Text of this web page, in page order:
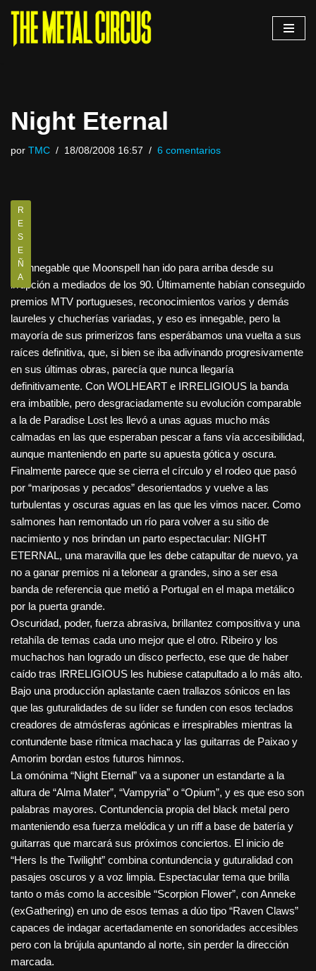
Saltar
Night Eternal
por TMC 18/08/2008 16:57 6 comentarios
R
E
S
E
Ñ
A
Es innegable que Moonspell han ido para arriba desde su
irrupción a mediados de los 90. Últimamente habían conseguido
premios MTV portugueses, reconocimientos varios y demás
laureles y chucherías variadas, y eso es innegable, pero la
mayoría de sus primerizos fans esperábamos una vuelta a sus
raíces definitiva, que, si bien se iba adivinando progresivamente
en sus últimas obras, parecía que nunca llegaría
definitivamente. Con WOLHEART e IRRELIGIOUS la banda
era imbatible, pero desgraciadamente su evolución comparable
a la de Paradise Lost les llevó a unas aguas mucho más
calmadas en las que esperaban pescar a fans vía accesibilidad,
aunque manteniendo en parte su apuesta gótica y oscura.
Finalmente parece que se cierra el círculo y el rodeo que pasó
por “mariposas y pecados” desorientados y vuelve a las
turbulentas y oscuras aguas en las que les vimos nacer. Como
salmones han remontado un río para volver a su sitio de
nacimiento y nos brindan un parto espectacular: NIGHT
ETERNAL, una maravilla que les debe catapultar de nuevo, ya
no a ganar premios ni a telonear a grandes, sino a ser esa
banda de referencia que metió a Portugal en el mapa metálico
por la puerta grande.
Oscuridad, poder, fuerza abrasiva, brillantez compositiva y una
retahíla de temas cada uno mejor que el otro. Ribeiro y los
muchachos han logrado un disco perfecto, ese que de haber
caído tras IRRELIGIOUS les hubiese catapultado a lo más alto.
Bajo una producción aplastante caen trallazos sónicos en las
que las guturalidades de su líder se funden con esos teclados
creadores de atmósferas agónicas e irrespirables mientras la
contundente base rítmica machaca y las guitarras de Paixao y
Amorim bordan estos futuros himnos.
La omónima “Night Eternal” va a suponer un estandarte a la
altura de “Alma Mater”, “Vampyria” o “Opium”, y es que eso son
palabras mayores. Contundencia propia del black metal pero
manteniendo esa fuerza melódica y un riff a base de batería y
guitarras que marcará sus próximos conciertos. El inicio de
“Hers Is the Twilight” combina contundencia y guturalidad con
pasajes oscuros y a voz limpia. Espectacular tema que brilla
tanto o más como la accesible “Scorpion Flower”, con Anneke
(exGathering) en uno de esos temas a dúo tipo “Raven Claws”
capaces de indagar acertadamente en sonoridades accesibles
pero con la brújula apuntando al norte, sin perder la dirección
marcada.